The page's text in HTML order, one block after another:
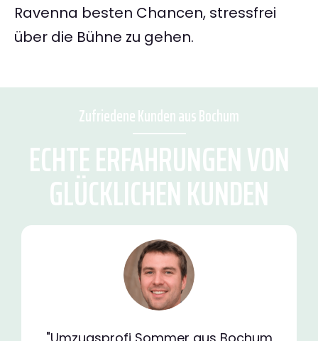
Ravenna besten Chancen, stressfrei
über die Bühne zu gehen.
Zufriedene Kunden aus Bochum
ECHTE ERFAHRUNGEN VON
GLÜCKLICHEN KUNDEN